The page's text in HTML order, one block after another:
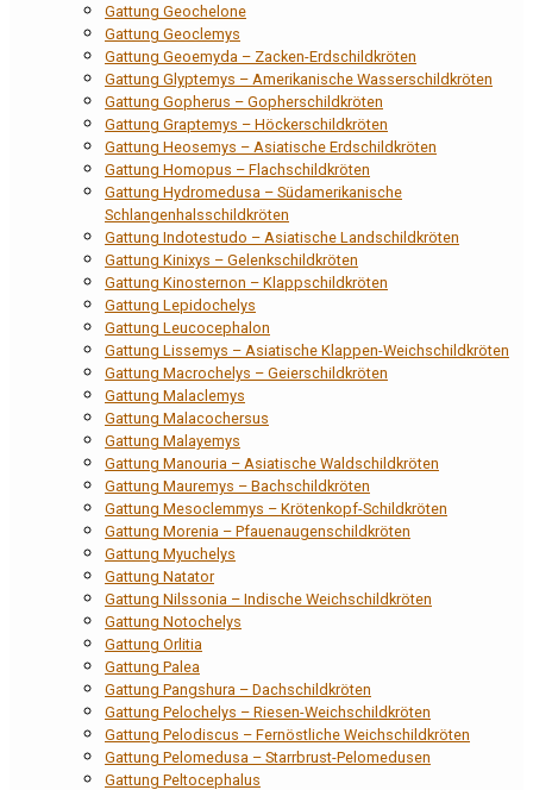
Gattung Geochelone
Gattung Geoclemys
Gattung Geoemyda – Zacken-Erdschildkröten
Gattung Glyptemys – Amerikanische Wasserschildkröten
Gattung Gopherus – Gopherschildkröten
Gattung Graptemys – Höckerschildkröten
Gattung Heosemys – Asiatische Erdschildkröten
Gattung Homopus – Flachschildkröten
Gattung Hydromedusa – Südamerikanische
Schlangenhalsschildkröten
Gattung Indotestudo – Asiatische Landschildkröten
Gattung Kinixys – Gelenkschildkröten
Gattung Kinosternon – Klappschildkröten
Gattung Lepidochelys
Gattung Leucocephalon
Gattung Lissemys – Asiatische Klappen-Weichschildkröten
Gattung Macrochelys – Geierschildkröten
Gattung Malaclemys
Gattung Malacochersus
Gattung Malayemys
Gattung Manouria – Asiatische Waldschildkröten
Gattung Mauremys – Bachschildkröten
Gattung Mesoclemmys – Krötenkopf-Schildkröten
Gattung Morenia – Pfauenaugenschildkröten
Gattung Myuchelys
Gattung Natator
Gattung Nilssonia – Indische Weichschildkröten
Gattung Notochelys
Gattung Orlitia
Gattung Palea
Gattung Pangshura – Dachschildkröten
Gattung Pelochelys – Riesen-Weichschildkröten
Gattung Pelodiscus – Fernöstliche Weichschildkröten
Gattung Pelomedusa – Starrbrust-Pelomedusen
Gattung Peltocephalus